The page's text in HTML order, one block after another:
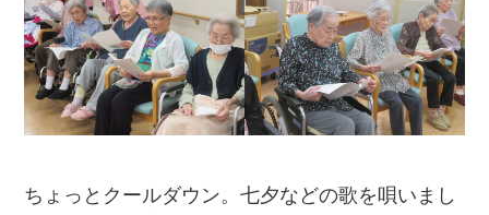
ちょっとクールダウン。七夕などの歌を唄いまし